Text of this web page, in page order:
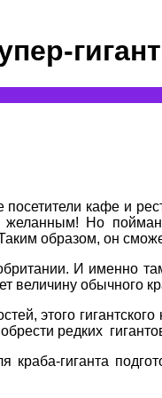
посетители кафе и
Но
образом, он
И именно
обычного
этого
редких
краба-гиганта